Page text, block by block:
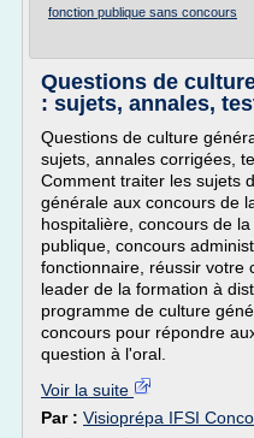
fonction publique sans concours
Questions de
: sujets, annales,
Questions de culture
sujets, annales corrigées,
Comment traiter les sujets
générale aux concours de
hospitalière, concours de la
publique, concours
fonctionnaire, réussir votre
leader de la formation à
programme de culture
concours pour répondre
question à l'oral.
Voir la suite
Par : Visioprépa IFSI